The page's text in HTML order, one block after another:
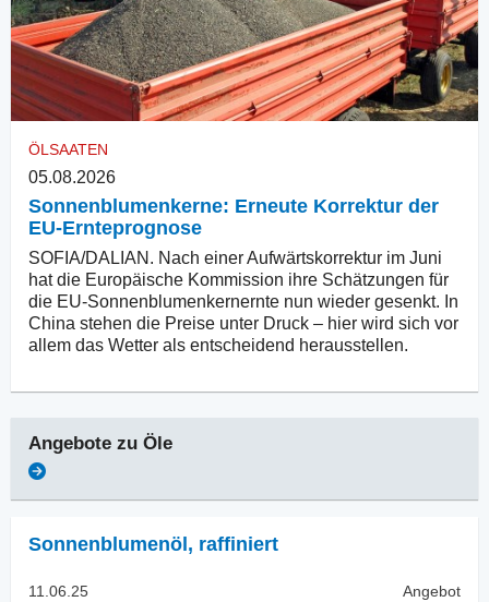
ÖLSAATEN
05.08.2026
Sonnenblumenkerne: Erneute Korrektur der
EU-Ernteprognose
SOFIA/DALIAN. Nach einer Aufwärtskorrektur im Juni
hat die Europäische Kommission ihre Schätzungen für
die EU-Sonnenblumenkernernte nun wieder gesenkt. In
China stehen die Preise unter Druck – hier wird sich vor
allem das Wetter als entscheidend herausstellen.
Angebote zu Öle
Sonnenblumenöl , raffiniert
11.06.25 Angebot